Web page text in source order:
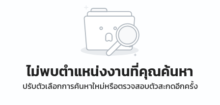
ไม่พบตำแหน่งงานที่คุณค้นหา
ปรับตัวเลือกการค้นหาใหม่หรือตรวจสอบตัวสะกดอีกครั้ง